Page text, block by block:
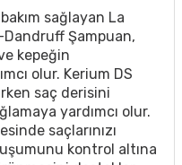
sağlayan La
Şampuan,
kepeğin
olur. Kerium DS
saç derisini
yardımcı olur.
saçlarınızı
kontrol altına